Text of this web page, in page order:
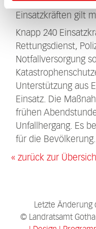
werden. Den
Einsatzkräften gilt
Knapp 240
Rettungsdienst,
Notfallversorgung
Unterstützung aus
Einsatz. Die
frühen
Unfallhergang. Es
für die Bevölkerung.
« zurück zur
Letzte Änderung
­­© Landratsamt